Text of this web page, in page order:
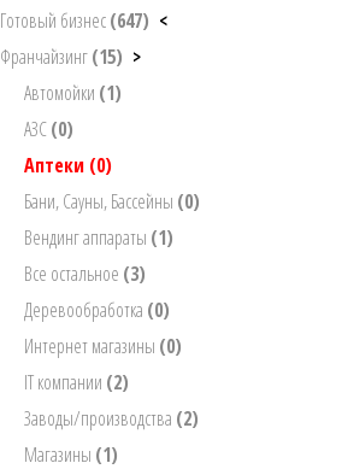
Готовый бизнес(647) <
Франчайзинг(15) >
Автомойки (1)
АЗС(0)
Аптеки (0)
Бани, Сауны, Бассейны (0)
Вендинг аппараты (1)
Все остальное (3)
Деревообработка (0)
Интернет магазины (0)
IT компании (2)
Заводы/производства (2)
Магазины (1)